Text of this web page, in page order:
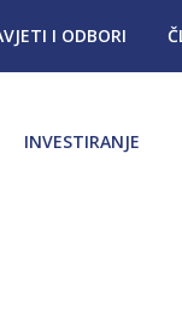
I ODBORI
INVESTIRANJE